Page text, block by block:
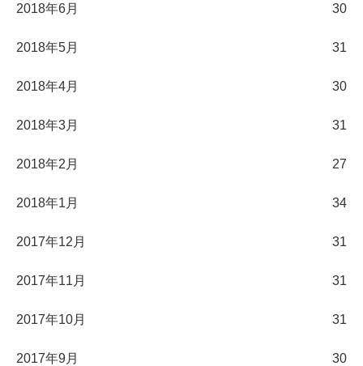
2018年6月 30
2018年5月 31
2018年4月 30
2018年3月 31
2018年2月 27
2018年1月 34
2017年12月 31
2017年11月 31
2017年10月 31
2017年9月 30